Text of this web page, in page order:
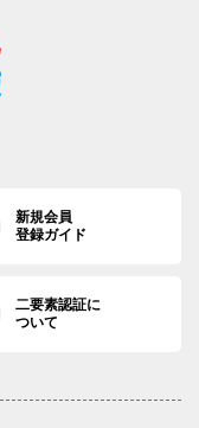
新規会員
登録ガイド
二要素認証に
ついて